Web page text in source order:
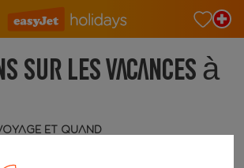
sur les vacances à
et quand